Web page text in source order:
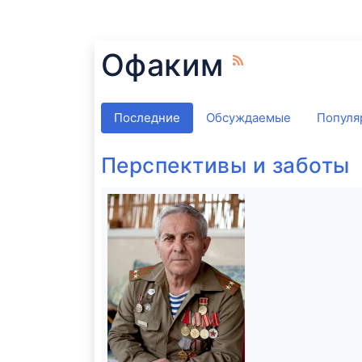
Офаким
Последние Обсуждаемые
Перспективы и заботы